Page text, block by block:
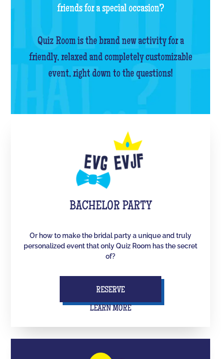
friends for a special occasion?
Quiz Room is the brand new activity for a
friendly, relaxed and completely customizable
event, right down to the questions!
BACHELOR PARTY
Or how to make the bridal party a unique and truly
personalized event that only Quiz Room has the secret
of?
RESERVE
LEARN MORE